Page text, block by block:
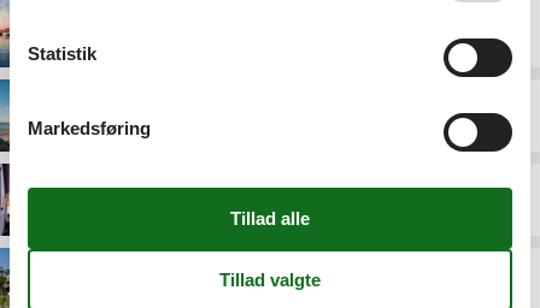
Statistik
Markedsføring